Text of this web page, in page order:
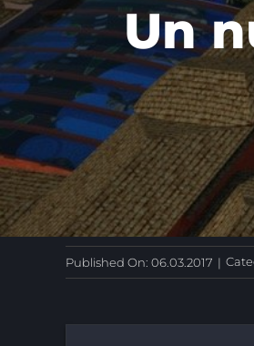
Un
Published On: 06.03.2017 |